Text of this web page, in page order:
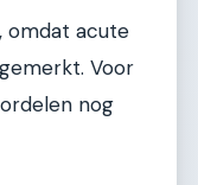
omdat acute
Voor
nog